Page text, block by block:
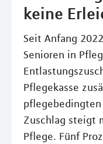
keine
Seit Anfang
Senioren in
Pflegekasse
Zuschlag steigt
Pflege. Fünf